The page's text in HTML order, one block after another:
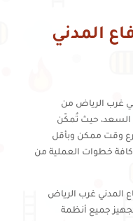
المدني
غرب الرياض من
السعد، حيث تُمكّن
وقت ممكن وبأقل
كافة خطوات العملية من
المدني غرب الرياض
تجهيز جميع أنظمة